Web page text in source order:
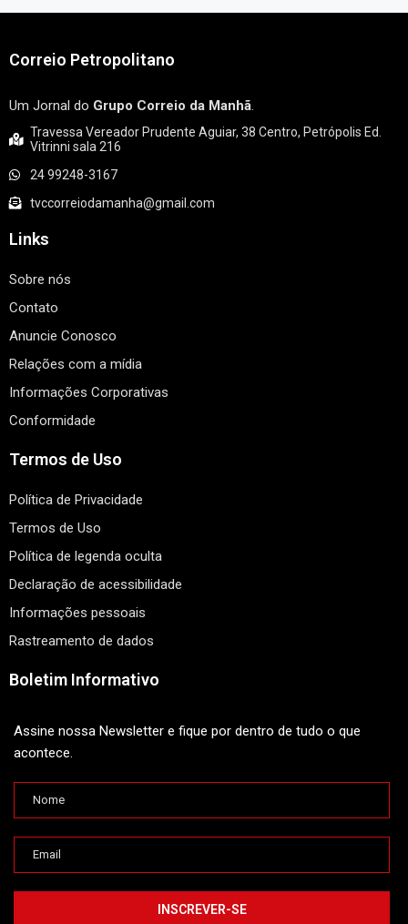
Correio Petropolitano
Um Jornal do Grupo Correio da Manhã.
Travessa Vereador Prudente Aguiar, 38 Centro, Petrópolis Ed.
Vitrinni sala 216
24 99248-3167
tvccorreiodamanha@gmail.com
Links
Sobre nós
Contato
Anuncie Conosco
Relações com a mídia
Informações Corporativas
Conformidade
Termos de Uso
Política de Privacidade
Termos de Uso
Política de legenda oculta
Declaração de acessibilidade
Informações pessoais
Rastreamento de dados
Boletim Informativo
Assine nossa Newsletter e fique por dentro de tudo o que
acontece.